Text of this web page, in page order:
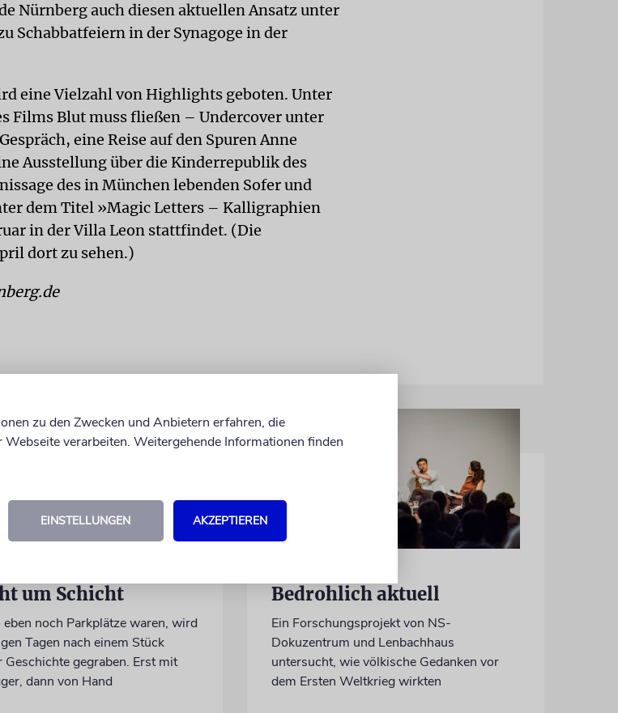
Nürnberg auch diesen aktuellen Ansatz unter
Schabbatfeiern in der Synagoge in der
eine Vielzahl von Highlights geboten. Unter
Films Blut muss fließen – Undercover unter
eine Reise auf den Spuren Anne
Ausstellung über die Kinderrepublik des
des in München lebenden Sofer und
dem Titel »Magic Letters – Kalligraphien
in der Villa Leon stattfindet. (Die
dort zu sehen.)
um Schicht
noch Parkplätze waren, wird
Tagen nach einem Stück
Geschichte gegraben. Erst mit
dann von Hand
Bedrohlich aktuell
Ein Forschungsprojekt von NS-
Dokuzentrum und Lenbachhaus
untersucht, wie völkische Gedanken vor
dem Ersten Weltkrieg wirkten
zu den Zwecken und Anbietern erfahren, die
verarbeiten. Weitergehende Informationen finden
EINSTELLUNGEN AKZEPTIEREN